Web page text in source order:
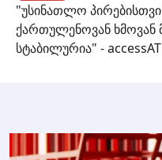
"უსინათლო
ქართულენოვან ხმოვან
სტაბილურია" - accessAT